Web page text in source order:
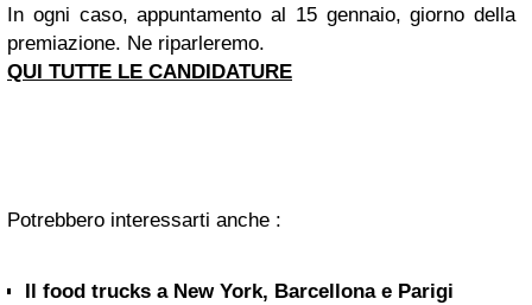
In ogni caso, appuntamento al 15 gennaio, giorno della
premiazione. Ne riparleremo.
QUI TUTTE LE CANDIDATURE
Potrebbero interessarti anche :
Il food trucks a New York, Barcellona e Parigi